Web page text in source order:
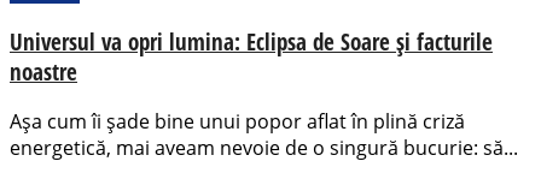
Universul va opri lumina: Eclipsa de Soare și facturile
noastre
Așa cum îi șade bine unui popor aflat în plină criză
energetică, mai aveam nevoie de o singură bucurie: să...